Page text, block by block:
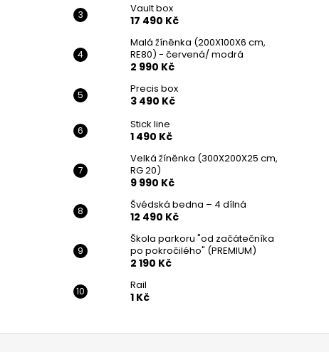
Vault box
17 490 Kč
Malá žíněnka (200X100X6 cm,
RE80) - červená/ modrá
2 990 Kč
Precis box
3 490 Kč
Stick line
1 490 Kč
Velká žíněnka (300X200X25 cm,
RG 20)
9 990 Kč
Švédská bedna – 4 dílná
12 490 Kč
Škola parkoru "od začátečníka
po pokročilého" (PREMIUM)
2 190 Kč
Rail
1 Kč
Z